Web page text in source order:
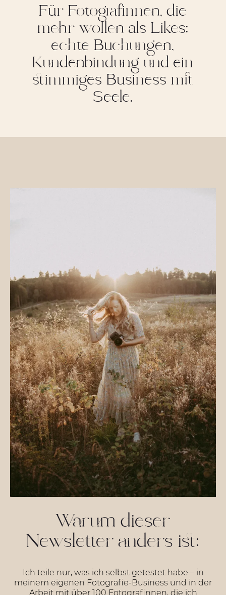
Für Fotografinnen, die
mehr wollen als Likes:
echte Buchungen,
Kundenbindung und ein
stimmiges Business mit
Seele.
Warum dieser
Newsletter anders ist:
Ich teile nur, was ich selbst getestet habe – in
meinem eigenen Fotografie-Business und in der
Arbeit mit über 100 Fotografinnen, die ich